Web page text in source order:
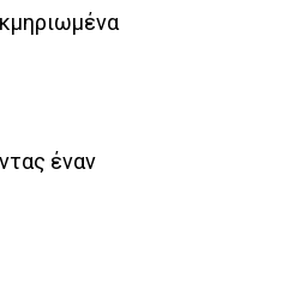
έναν